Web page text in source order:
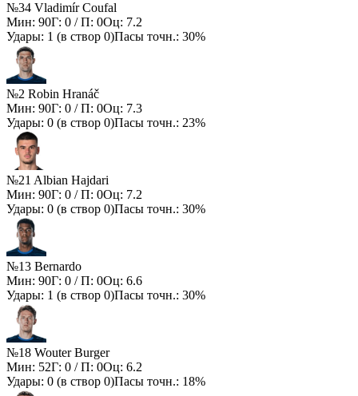
№34 Vladimír Coufal
Мин: 90Г: 0 / П: 0Оц: 7.2
Удары: 1 (в створ 0)Пасы точн.: 30%
№2 Robin Hranáč
Мин: 90Г: 0 / П: 0Оц: 7.3
Удары: 0 (в створ 0)Пасы точн.: 23%
№21 Albian Hajdari
Мин: 90Г: 0 / П: 0Оц: 7.2
Удары: 0 (в створ 0)Пасы точн.: 30%
№13 Bernardo
Мин: 90Г: 0 / П: 0Оц: 6.6
Удары: 1 (в створ 0)Пасы точн.: 30%
№18 Wouter Burger
Мин: 52Г: 0 / П: 0Оц: 6.2
Удары: 0 (в створ 0)Пасы точн.: 18%